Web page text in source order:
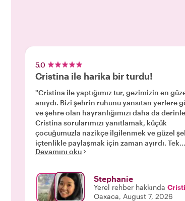
5.0
Cristina ile harika bir turdu!
"Cristina ile yaptığımız tur, gezimizin en
anıydı. Bizi şehrin ruhunu yansıtan yerlere
ve şehre olan hayranlığımızı daha da
Cristina sorularımızı yanıtlamak, küçük
çocuğumuzla nazikçe ilgilenmek ve güzel
içtenlikle paylaşmak için zaman ayırdı. Tek
pişmanlığımız, Oaxaca'daki zamanımızın
başında katılmamış olmaktı. Kesinlikle
ederiz!"
Devamını oku
Stephanie
Yerel rehber hakkında
Oaxaca, August 7, 2026